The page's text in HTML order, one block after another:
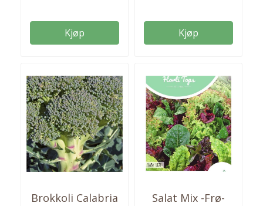
gryter og salater. En
forholdsvis lav variant.
inne fra: mars Så ute
fra: Mai Kan høstes fra:
mai- september Antall
frø i pakken: 50 gram
Kjøp
høstes tidlig og brukes
i salater. Antall frø: Ca
juni-sept.
Kjøp
Brokkoli Calabria
Salat Mix -Frø-